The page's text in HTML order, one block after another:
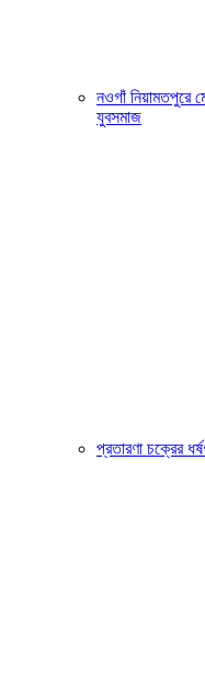
নওগাঁ নিয়ামতপুরে
যুবসমাজ
প্রতারণা চক্রের